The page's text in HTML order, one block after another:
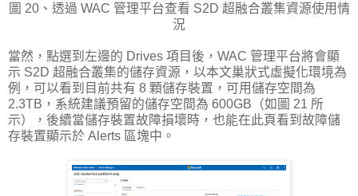
圖 20、透過 WAC 管理平台查看 S2D 超融合叢集資源使用情
況
當然，點選到左邊的 Drives 項目後，WAC 管理平台將會顯
示 S2D 超融合叢集的儲存資源，以本文巢狀式虛擬化環境為
例，可以看到目前共有 8 顆儲存裝置，可用儲存空間為
2.3TB，系統建議預留的儲存空間為 600GB（如圖 21 所
示），後續當儲存裝置故障損壞時，也能在此頁看到故障儲
存裝置顯示於 Alerts 區塊中。